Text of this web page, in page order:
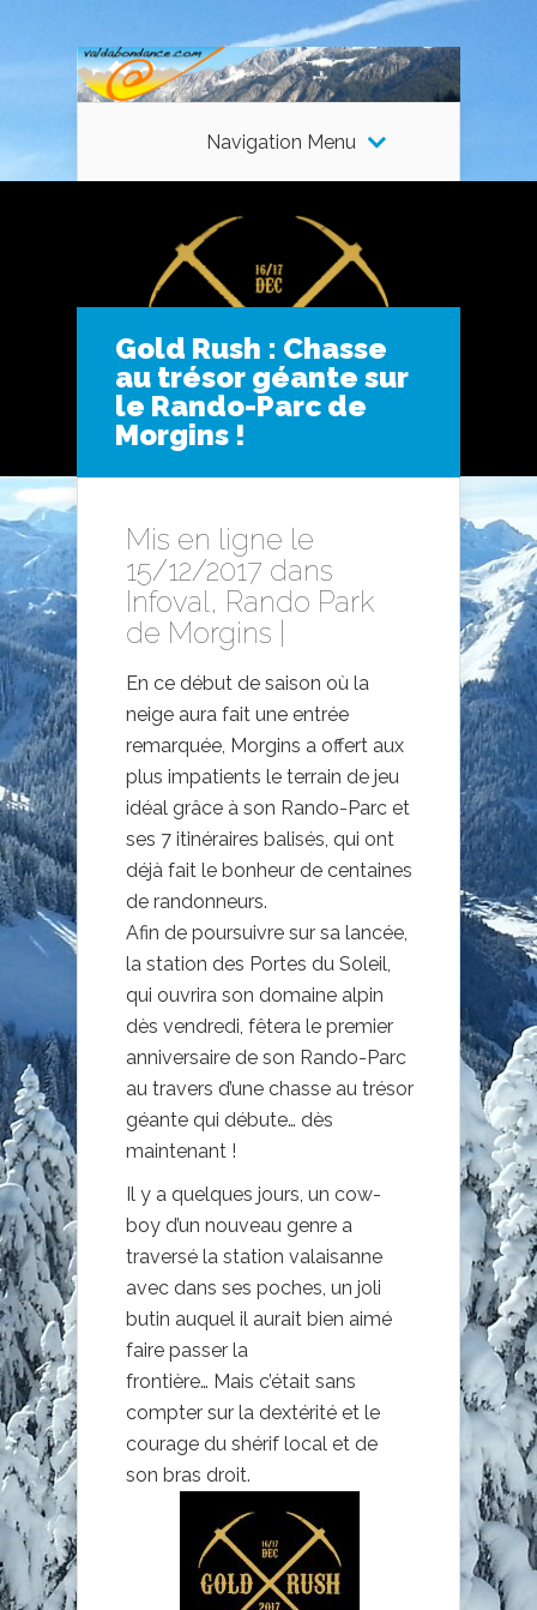
Navigation Menu
Gold Rush : Chasse
au trésor géante sur
le Rando-Parc de
Morgins !
Mis en ligne le
15/12/2017 dans
Infoval , Rando Park
de Morgins
En ce début de saison où la
neige aura fait une entrée
remarquée, Morgins a offert aux
plus impatients le terrain de jeu
idéal grâce à son Rando-Parc et
ses 7 itinéraires balisés, qui ont
déjà fait le bonheur de centaines
de randonneurs.
Afin de poursuivre sur sa lancée,
la station des Portes du Soleil,
qui ouvrira son domaine alpin
dès vendredi, fêtera le premier
anniversaire de son Rando-Parc
au travers d’une chasse au trésor
géante qui débute… dès
maintenant !
Il y a quelques jours, un cow-
boy d’un nouveau genre a
traversé la station valaisanne
avec dans ses poches, un joli
butin auquel il aurait bien aimé
faire passer la
frontière… Mais c’était sans
compter sur la dextérité et le
courage du shérif local et de
son bras droit.